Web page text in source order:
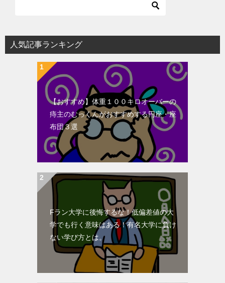
人気記事ランキング
【おすすめ】体重１００キロオーバーの
痔主のむっくんがおすすめする円座・座
布団３選
Fラン大学に後悔するな！低偏差値の大
学でも行く意味はある！有名大学に負け
ない学び方とは。